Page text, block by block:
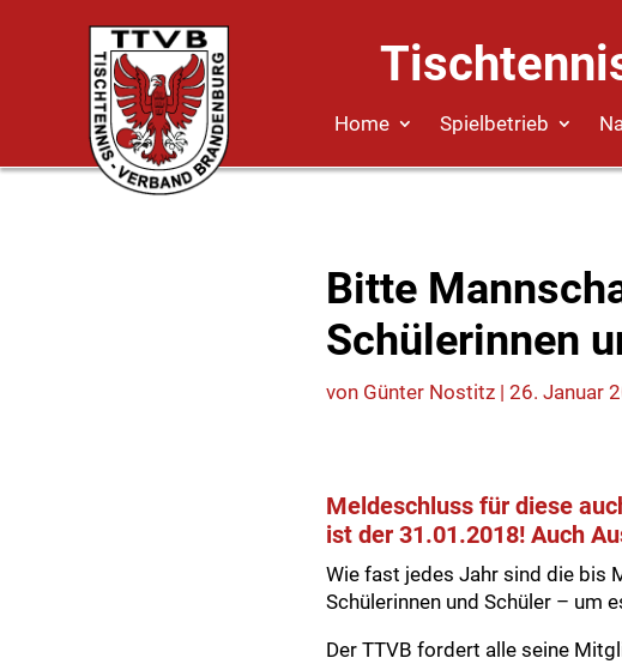
Home Spielbetrieb
Bitte
Schülerinnen
von Günter Nostitz | 26. Januar
Meldeschluss für diese
ist der 31.01.2018! Auch
Wie fast jedes Jahr sind die bis
Schülerinnen und Schüler – um
Der TTVB fordert alle seine